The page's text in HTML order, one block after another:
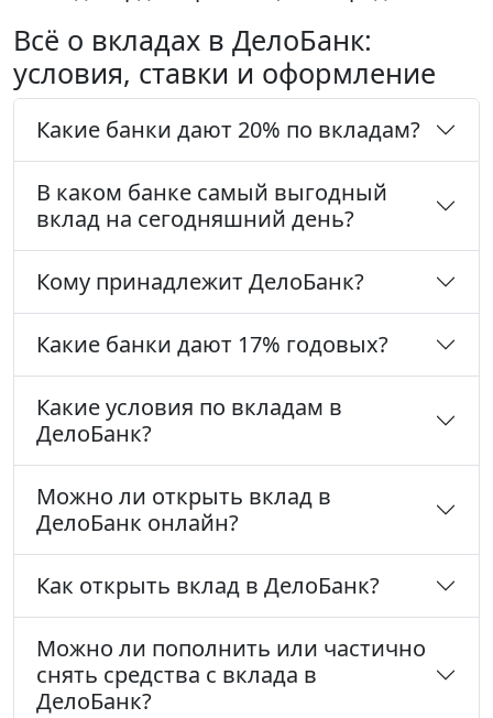
Всё о вкладах в ДелоБанк:
условия, ставки и оформление
Какие банки дают 20% по вкладам?
В каком банке самый выгодный
вклад на сегодняшний день?
Кому принадлежит ДелоБанк?
Какие банки дают 17% годовых?
Какие условия по вкладам в
ДелоБанк?
Можно ли открыть вклад в
ДелоБанк онлайн?
Как открыть вклад в ДелоБанк?
Можно ли пополнить или частично
снять средства с вклада в
ДелоБанк?